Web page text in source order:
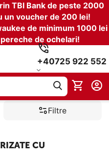
TBI Bank de peste 2000
un voucher de 200 lei!
de minimum 1000 lei
de ochelari!
+40725 922 552
Filtre
CU